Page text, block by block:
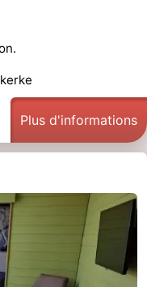
Plus d'informations